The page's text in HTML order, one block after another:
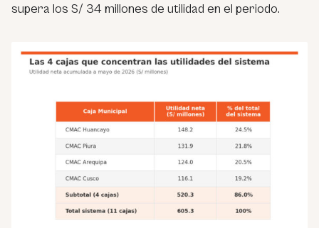
supera los S/ 34 millones de utilidad en el periodo.